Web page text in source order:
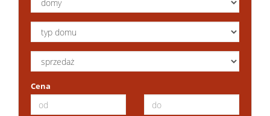
Oferty
Domy
Cena